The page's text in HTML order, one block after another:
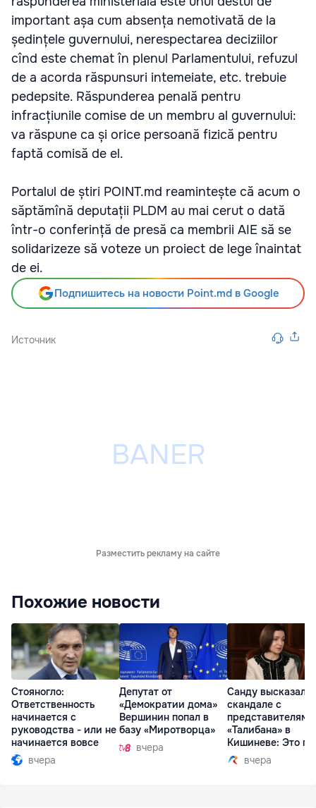
important așa cum absența nemotivată de la
ședințele guvernului, nerespectarea deciziilor
cînd este chemat în plenul Parlamentului, refuzul
de a acorda răspunsuri intemeiate, etc. trebuie
pedepsite. Răspunderea penală pentru
infracțiunile comise de un membru al guvernului:
va răspune ca și orice persoană fizică pentru
faptă comisă de el.
Portalul de știri POINT.md reamintește că acum o
săptămînă deputații PLDM au mai cerut o dată
într-o conferință de presă ca membrii AIE să se
solidarizeze să voteze un proiect de lege înaintat
de ei.
Подпишитесь на новости Point.md в Google
Источник
Разместить рекламу на сайте
Похожие новости
Стояногло:
Ответственность
начинается с
руководства - или не
начинается вовсе
вчера
Депутат от
«Демократии дома»
Вершинин попал в
базу «Миротворца»
вчера
Санду
скандале с
представителями
«Талибана» в
Кишиневе: Это
вчера